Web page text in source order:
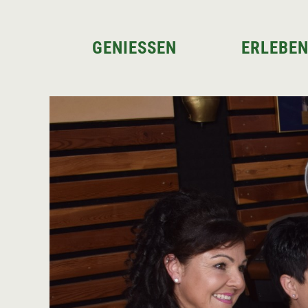
GENIESSEN ERLEBEN